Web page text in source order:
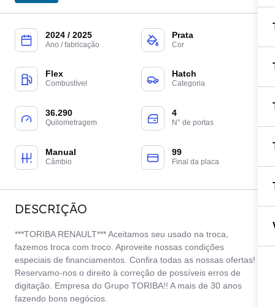
2024 / 2025
Ano / fabricação
Prata
Cor
Flex
Combustível
Hatch
Categoria
36.290
Quilometragem
4
N° de portas
Manual
Câmbio
99
Final da placa
DESCRIÇÃO
***TORIBA RENAULT*** Aceitamos seu usado na troca,
fazemos troca com troco. Aproveite nossas condições
especiais de financiamentos. Confira todas as nossas ofertas!
Reservamo-nos o direito à correção de possíveis erros de
digitação. Empresa do Grupo TORIBA!! A mais de 30 anos
fazendo bons negócios.